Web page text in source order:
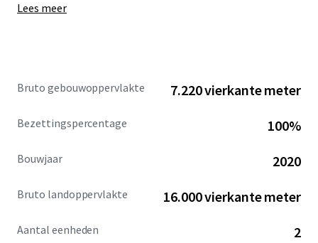
Lees meer
Bruto gebouwoppervlakte 7.220 vierkante meter
Bezettingspercentage 100%
Bouwjaar 2020
Bruto landoppervlakte 16.000 vierkante meter
Aantal eenheden 2